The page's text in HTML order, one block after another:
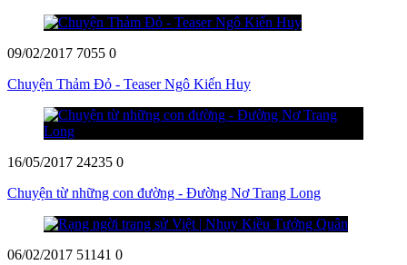
09/02/2017 7055 0
Chuyện Thảm Đỏ - Teaser Ngô Kiến Huy
16/05/2017 24235 0
Chuyện từ những con đường - Đường Nơ Trang Long
06/02/2017 51141 0